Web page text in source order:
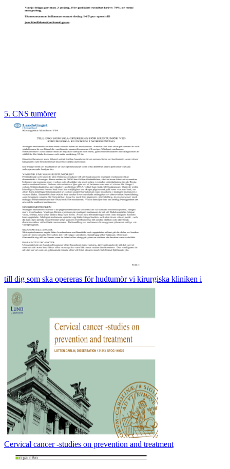
5. CNS tumörer
till dig som ska opereras för hudtumör vi kirurgiska kliniken i
Cervical cancer -studies on prevention and treatment